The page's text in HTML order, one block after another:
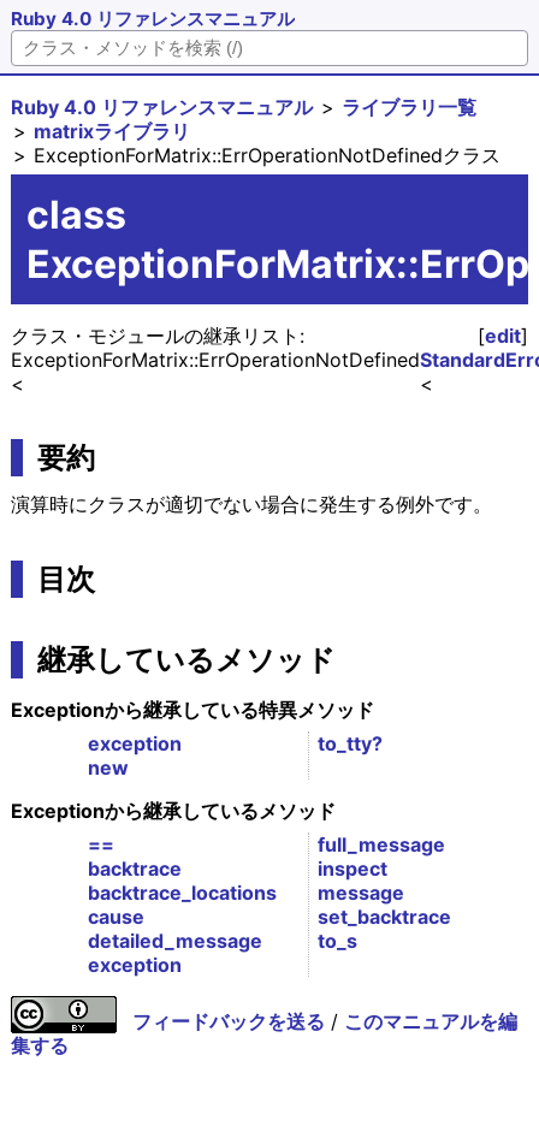
Ruby 4.0 リファレンスマニュアル
Ruby 4.0 リファレンスマニュアル
ライブラリ一覧
matrixライブラリ
ExceptionForMatrix::ErrOperationNotDefinedクラス
class
[edit]
クラス・モジュールの継承リスト:
ExceptionForMatrix::ErrOperationNotDefined
要約
演算時にクラスが適切でない場合に発生する例外です。
目次
継承しているメソッド
Exceptionから継承している特異メソッド
exception
new
to_tty?
Exceptionから継承しているメソッド
==
backtrace
backtrace_locations
cause
detailed_message
exception
full_message
inspect
message
set_backtrace
to_s
フィードバックを送る / このマニュアルを編
集する